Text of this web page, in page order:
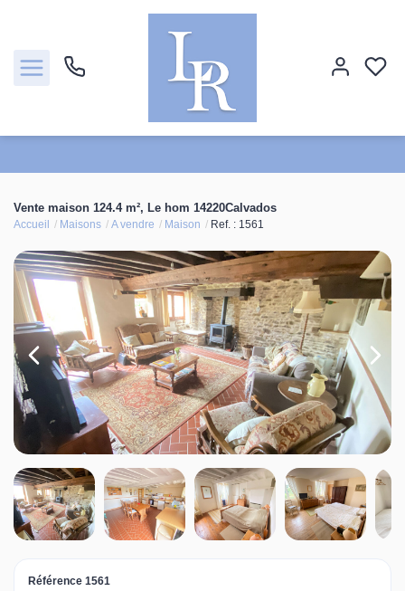
Locations
Estimation
Biens vendus
Notre agence
Contact
Vente maison 124.4 m², Le hom 14220Calvados
Accueil Maisons A vendre Maison Ref. : 1561
Référence 1561